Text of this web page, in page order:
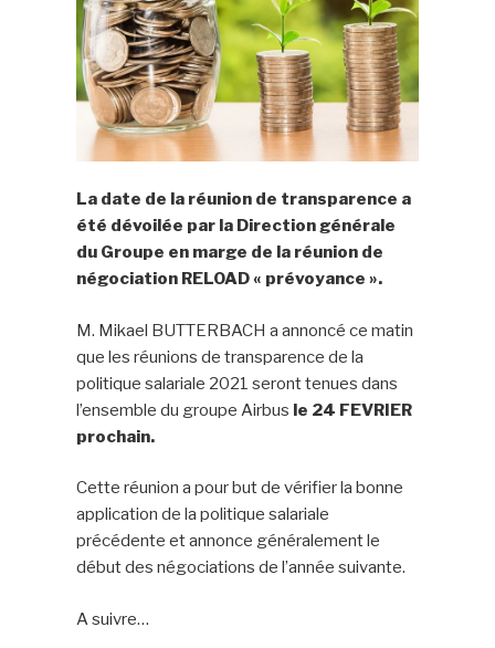
La date de la réunion de transparence a
été dévoilée par la Direction générale
du Groupe en marge de la réunion de
négociation RELOAD « prévoyance ».
M. Mikael BUTTERBACH a annoncé ce matin
que les réunions de transparence de la
politique salariale 2021 seront tenues dans
l’ensemble du groupe Airbus le 24 FEVRIER
prochain.
Cette réunion a pour but de vérifier la bonne
application de la politique salariale
précédente et annonce généralement le
début des négociations de l’année suivante.
A suivre…